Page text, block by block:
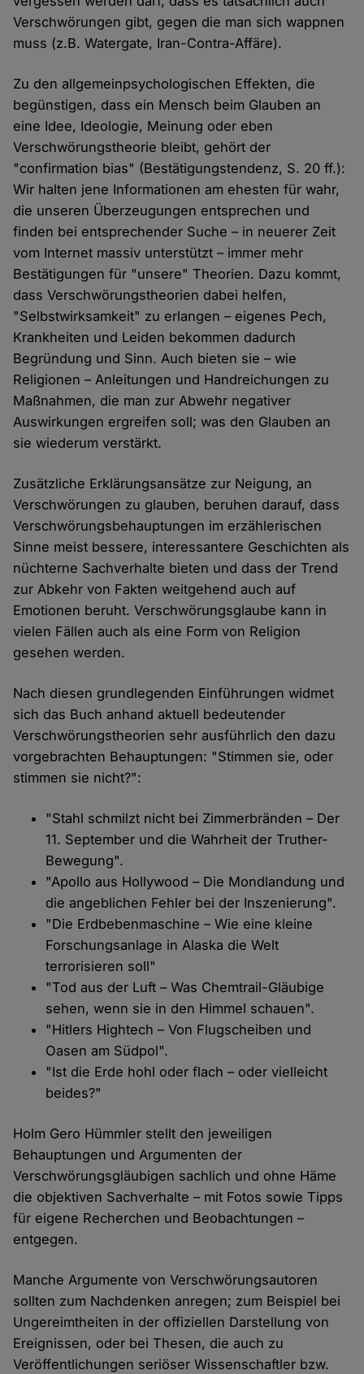
Verschwörungen gibt, gegen die man sich wappnen
muss (z.B. Watergate, Iran-Contra-Affäre).
Zu den allgemeinpsychologischen Effekten, die
begünstigen, dass ein Mensch beim Glauben an
eine Idee, Ideologie, Meinung oder eben
Verschwörungstheorie bleibt, gehört der
"confirmation bias" (Bestätigungstendenz, S. 20 ff.):
Wir halten jene Informationen am ehesten für wahr,
die unseren Überzeugungen entsprechen und
finden bei entsprechender Suche – in neuerer Zeit
vom Internet massiv unterstützt – immer mehr
Bestätigungen für "unsere" Theorien. Dazu kommt,
dass Verschwörungstheorien dabei helfen,
"Selbstwirksamkeit" zu erlangen – eigenes Pech,
Krankheiten und Leiden bekommen dadurch
Begründung und Sinn. Auch bieten sie – wie
Religionen – Anleitungen und Handreichungen zu
Maßnahmen, die man zur Abwehr negativer
Auswirkungen ergreifen soll; was den Glauben an
sie wiederum verstärkt.
Zusätzliche Erklärungsansätze zur Neigung, an
Verschwörungen zu glauben, beruhen darauf, dass
Verschwörungsbehauptungen im erzählerischen
Sinne meist bessere, interessantere Geschichten als
nüchterne Sachverhalte bieten und dass der Trend
zur Abkehr von Fakten weitgehend auch auf
Emotionen beruht. Verschwörungsglaube kann in
vielen Fällen auch als eine Form von Religion
gesehen werden.
Nach diesen grundlegenden Einführungen widmet
sich das Buch anhand aktuell bedeutender
Verschwörungstheorien sehr ausführlich den dazu
vorgebrachten Behauptungen: "Stimmen sie, oder
stimmen sie nicht?":
"Stahl schmilzt nicht bei Zimmerbränden – Der
11. September und die Wahrheit der Truther-
Bewegung".
"Apollo aus Hollywood – Die Mondlandung und
die angeblichen Fehler bei der Inszenierung".
"Die Erdbebenmaschine – Wie eine kleine
Forschungsanlage in Alaska die Welt
terrorisieren soll"
"Tod aus der Luft – Was Chemtrail-Gläubige
sehen, wenn sie in den Himmel schauen".
"Hitlers Hightech – Von Flugscheiben und
Oasen am Südpol".
"Ist die Erde hohl oder flach – oder vielleicht
beides?"
Holm Gero Hümmler stellt den jeweiligen
Behauptungen und Argumenten der
Verschwörungsgläubigen sachlich und ohne Häme
die objektiven Sachverhalte – mit Fotos sowie Tipps
für eigene Recherchen und Beobachtungen –
entgegen.
Manche Argumente von Verschwörungsautoren
sollten zum Nachdenken anregen; zum Beispiel bei
Ungereimtheiten in der offiziellen Darstellung von
Ereignissen, oder bei Thesen, die auch zu
Veröffentlichungen seriöser Wissenschaftler bzw.